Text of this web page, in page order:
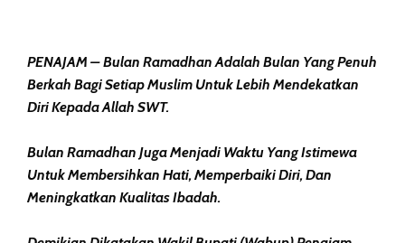
PENAJAM – Bulan Ramadhan Adalah Bulan Yang Penuh
Berkah Bagi Setiap Muslim Untuk Lebih Mendekatkan
Diri Kepada Allah SWT.
Bulan Ramadhan Juga Menjadi Waktu Yang Istimewa
Untuk Membersihkan Hati, Memperbaiki Diri, Dan
Meningkatkan Kualitas Ibadah.